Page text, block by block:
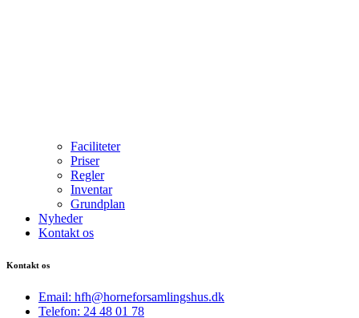
Faciliteter
Priser
Regler
Inventar
Grundplan
Nyheder
Kontakt os
Kontakt os
Email: hfh@horneforsamlingshus.dk
Telefon: 24 48 01 78